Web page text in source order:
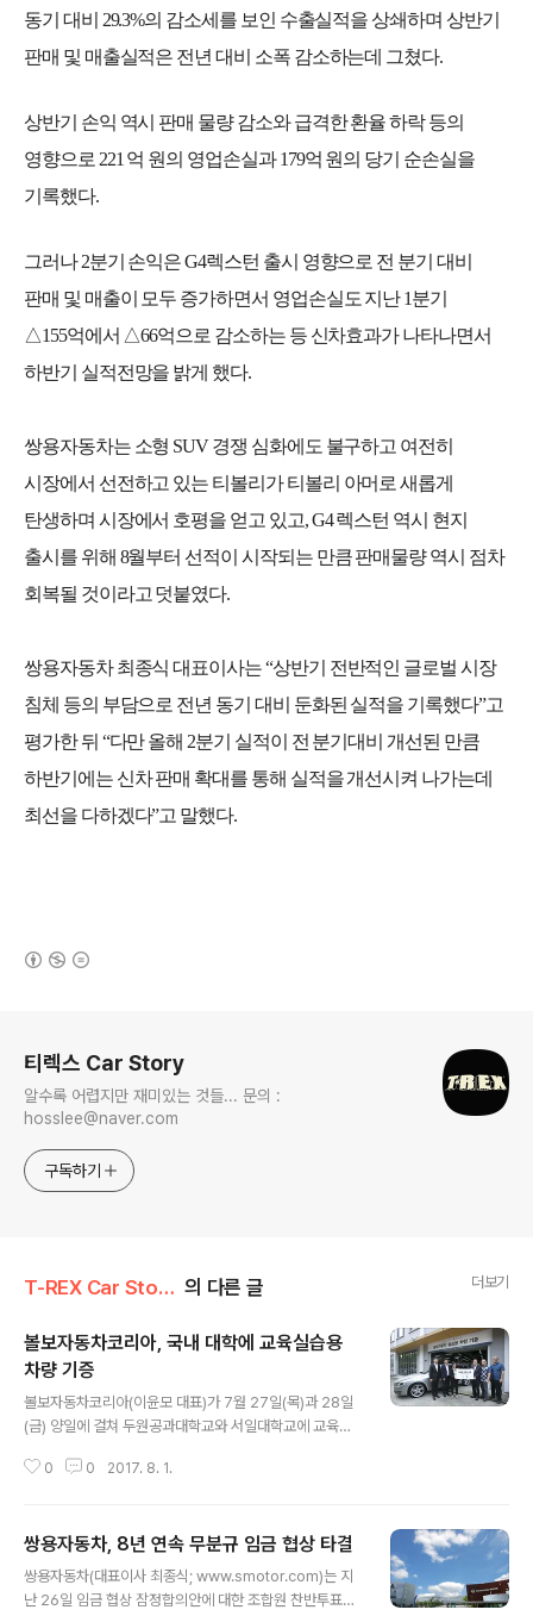
동기 대비 29.3%의 감소세를 보인 수출실적을 상쇄하며 상반기
판매 및 매출실적은 전년 대비 소폭 감소하는데 그쳤다.
상반기 손익 역시 판매 물량 감소와 급격한 환율 하락 등의
영향으로 221 억 원의 영업손실과179억 원의 당기 순손실을
기록했다.
그러나2분기 손익은G4렉스턴 출시 영향으로 전 분기 대비
판매 및 매출이 모두 증가하면서 영업손실도 지난1분기
△155억에서 △66억으로 감소하는 등 신차효과가 나타나면서
하반기 실적전망을 밝게 했다.
쌍용자동차는 소형 SUV경쟁 심화에도 불구하고 여전히
시장에서 선전하고 있는 티볼리가 티볼리 아머로 새롭게
탄생하며 시장에서 호평을 얻고 있고, G4렉스턴 역시 현지
출시를 위해 8월부터 선적이 시작되는 만큼 판매물량 역시 점차
회복될 것이라고 덧붙였다.
쌍용자동차 최종식 대표이사는“상반기 전반적인 글로벌 시장
침체 등의 부담으로 전년 동기 대비 둔화된 실적을 기록했다”고
평가한 뒤 “다만 올해 2분기 실적이 전 분기대비 개선된 만큼
하반기에는 신차 판매 확대를 통해 실적을 개선시켜 나가는데
최선을 다하겠다”고 말했다.
티렉스 Car Story
알수록 어렵지만 재미있는 것들... 문의 :
hosslee@naver.com
구독하기
T-REX Car Story/Car 시장&업계이야기 의 다른 글 더보기
볼보자동차코리아, 국내 대학에 교육실습용
차량 기증
볼보자동차코리아(이윤모 대표)가 7월 27일(목)과 28일
(금) 양일에 걸쳐 두원공과대학교와 서일대학교에 교육실
동차 산업 발전과 전문 인재 육성에 기여하기 위한 사회공
교육 및 실습 기자재로 사용될 예정이다. 볼보자동차코리
아 이윤모 대표는 "이번 교육용 차량 기증을 통해 학생들이
자동차에 대한 폭넓은 전문 지식을 습득할 수 있는 좋은 기
0 0 2017. 8. 1.
쌍용자동차, 8년 연속 무분규 임금 협상 타결
쌍용자동차(대표이사 최종식; www.smotor.com)는 지
난 26일 임금 협상 잠정합의안에 대한 조합원 찬반투표에